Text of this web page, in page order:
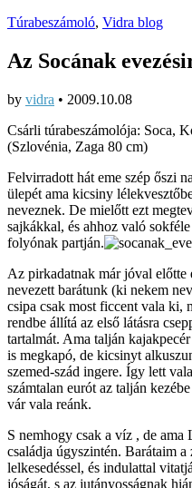
Túrabeszámoló, Vidra blog
Az Socának
by vidra • 2009.10.08
Csárli túrabeszámolója: Soca,
(Szlovénia, Zaga 80 cm)
Felvirradott hát eme szép őszi
ülepét ama kicsiny
neveznek. De mielőtt ezt
sajkákkal, és ahhoz való
folyónak partján.
Az pirkadatnak már jóval
nevezett barátunk (ki nekem
csipa csak most ficcent vala ki,
rendbe állítá az első látásra
tartalmát. Ama talján
is megkapó, de kicsinyt
szemed-szád ingere. Így lett
számtalan eurót az talján
vár vala reánk.
S nemhogy csak a víz , de
családja úgyszintén. Barátaim
lelkesedéssel, és indulattal
jóságát, s az jutányosságnak